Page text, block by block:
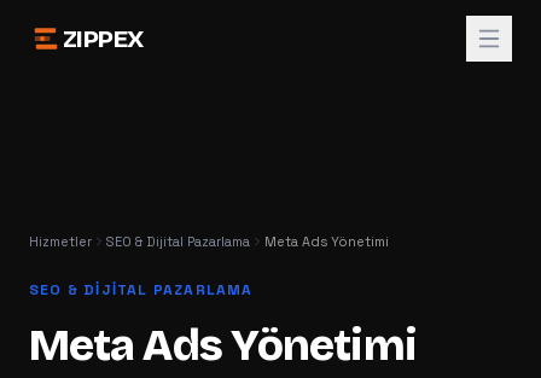
ZIPPEX
Hizmetler SEO & Dijital Pazarlama Meta Ads Yönetimi
SEO & DIJITAL PAZARLAMA
Meta Ads Yönetimi